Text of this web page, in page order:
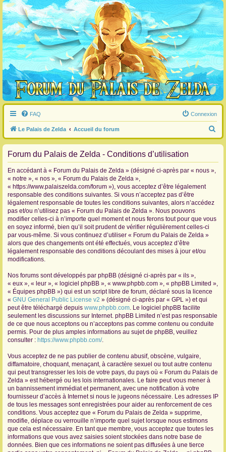
FAQ Connexion
Le Palais de Zelda Accueil du forum
e
Forum du Palais de Zelda - Conditions d’utilisation
En accédant à « Forum du Palais de Zelda » (désigné ci-après par « nous »,
« notre », « nos », « Forum du Palais de Zelda »,
« https://www.palaiszelda.com/forum »), vous acceptez d’être légalement
responsable des conditions suivantes. Si vous n’acceptez pas d’être
légalement responsable de toutes les conditions suivantes, alors n’accédez
pas et/ou n’utilisez pas « Forum du Palais de Zelda ». Nous pouvons
modifier celles-ci à n’importe quel moment et nous ferons tout pour que vous
en soyez informé, bien qu’il soit prudent de vérifier régulièrement celles-ci
par vous-même. Si vous continuez d’utiliser « Forum du Palais de Zelda »
alors que des changements ont été effectués, vous acceptez d’être
légalement responsable des conditions découlant des mises à jour et/ou
modifications.
Nos forums sont développés par phpBB (désigné ci-après par « ils »,
« eux », « leur », « logiciel phpBB », « www.phpbb.com », « phpBB Limited »,
« Équipes phpBB ») qui est un script libre de forum, déclaré sous la licence
« GNU General Public License v2 » (désigné ci-après par « GPL ») et qui
peut être téléchargé depuis www.phpbb.com. Le logiciel phpBB facilite
seulement les discussions sur Internet. phpBB Limited n’est pas responsable
de ce que nous acceptons ou n’acceptons pas comme contenu ou conduite
permis. Pour de plus amples informations au sujet de phpBB, veuillez
consulter : https://www.phpbb.com/.
Vous acceptez de ne pas publier de contenu abusif, obscène, vulgaire,
diffamatoire, choquant, menaçant, à caractère sexuel ou tout autre contenu
qui peut transgresser les lois de votre pays, du pays où « Forum du Palais de
Zelda » est hébergé ou les lois internationales. Le faire peut vous mener à
un bannissement immédiat et permanent, avec une notification à votre
fournisseur d’accès à Internet si nous le jugeons nécessaire. Les adresses IP
de tous les messages sont enregistrées pour aider au renforcement de ces
conditions. Vous acceptez que « Forum du Palais de Zelda » supprime,
modifie, déplace ou verrouille n’importe quel sujet lorsque nous estimons
que cela est nécessaire. En tant que membre, vous acceptez que toutes les
informations que vous avez saisies soient stockées dans notre base de
données. Bien que ces informations ne soient pas diffusées à une tierce